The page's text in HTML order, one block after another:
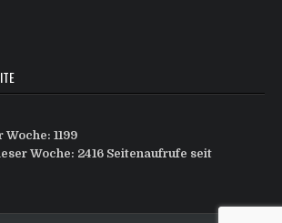
1199
Woche: 2416 Seitenaufrufe seit